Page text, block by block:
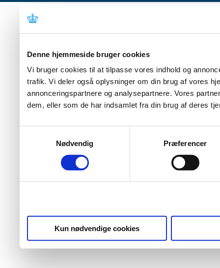
Denne hjemmeside bruger cookies
Vi bruger cookies til at tilpasse vores indhold og
trafik. Vi deler også oplysninger om din brug af vores
annonceringspartnere og analysepartnere. Vores
dem, eller som de har indsamlet fra din brug af deres
Nødvendig
Præferencer
Kun nødvendige cookies